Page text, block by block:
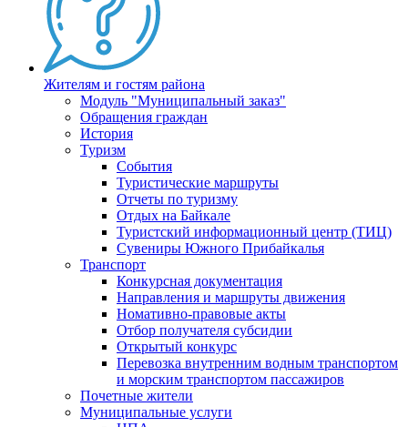
Жителям и гостям района
Модуль "Муниципальный заказ"
Обращения граждан
История
Туризм
События
Туристические маршруты
Отчеты по туризму
Отдых на Байкале
Туристский информационный центр (ТИЦ)
Сувениры Южного Прибайкалья
Транспорт
Конкурсная документация
Направления и маршруты движения
Номативно-правовые акты
Отбор получателя субсидии
Открытый конкурс
Перевозка внутренним водным транспортом
и морским транспортом пассажиров
Почетные жители
Муниципальные услуги